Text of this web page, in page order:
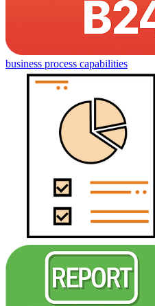
business process capabilities